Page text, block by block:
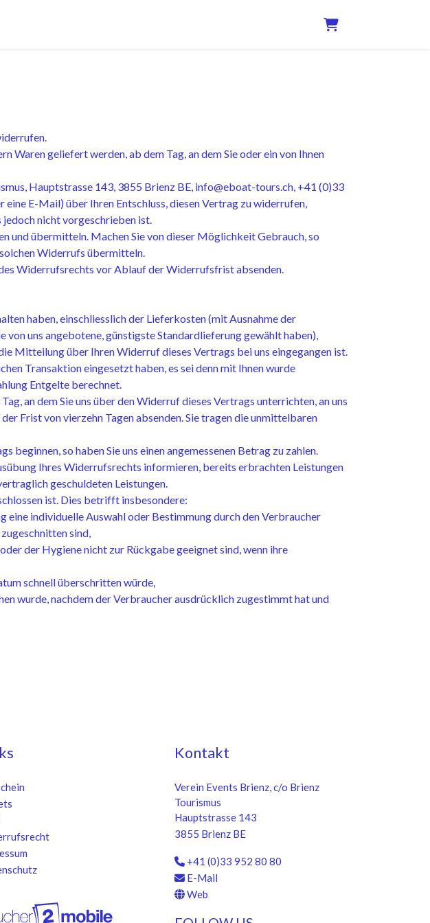
WARENKORB
geliefert werden, ab dem Tag, an dem Sie oder ein von Ihnen
Hauptstrasse 143, 3855 Brienz BE, info@eboat-tours.ch, +41 (0)33
E-Mail) über Ihren Entschluss, diesen Vertrag zu widerrufen,
nicht vorgeschrieben ist.
und übermitteln. Machen Sie von dieser Möglichkeit Gebrauch, so
Widerrufs übermitteln.
Widerrufsrechts vor Ablauf der Widerrufsfrist absenden.
haben, einschliesslich der Lieferkosten (mit Ausnahme der
von uns angebotene, günstigste Standardlieferung gewählt haben),
Mitteilung über Ihren Widerruf dieses Vertrags bei uns eingegangen ist.
Transaktion eingesetzt haben, es sei denn mit Ihnen wurde
Entgelte berechnet.
an dem Sie uns über den Widerruf dieses Vertrags unterrichten, an uns
Frist von vierzehn Tagen absenden. Sie tragen die unmittelbaren
so haben Sie uns einen angemessenen Betrag zu zahlen.
Ihres Widerrufsrechts informieren, bereits erbrachten Leistungen
geschuldeten Leistungen.
ist. Dies betrifft insbesondere:
individuelle Auswahl oder Bestimmung durch den Verbraucher
sind,
der Hygiene nicht zur Rückgabe geeignet sind, wenn ihre
schnell überschritten würde,
wurde, nachdem der Verbraucher ausdrücklich zugestimmt hat und
Kontakt
Verein Events Brienz, c/o Brienz
Tourismus
Hauptstrasse 143
3855 Brienz BE
+41 (0)33 952 80 80
E-Mail
Web